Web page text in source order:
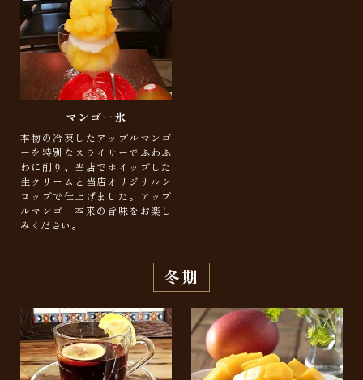
マンゴー氷
本物の冷凍したアップルマンゴ
ーを特別なスライサーでふわふ
わに削り、当店でホイップした
生クリームと当店オリジナルシ
ロップで仕上げました。アップ
ルマンゴー本来の旨味をお楽し
みください。
冬期